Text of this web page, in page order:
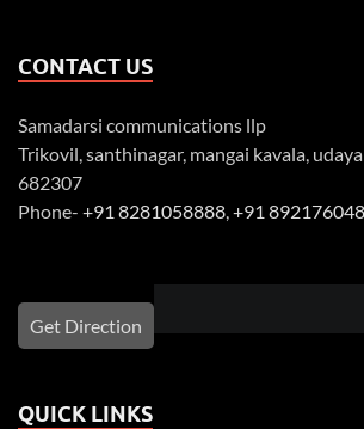
CONTACT US
Samadarsi communications llp
Trikovil, santhinagar, mangai kavala,
682307
Phone- +91 8281058888 +91
Get Direction
QUICK LINKS